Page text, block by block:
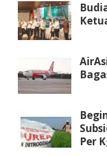
Per